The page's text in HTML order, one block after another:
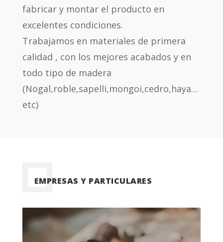
fabricar y montar el producto en
excelentes condiciones.
Trabajamos en materiales de primera
calidad , con los mejores acabados y en
todo tipo de madera
(Nogal,roble,sapelli,mongoi,cedro,haya…
etc)
EMPRESAS Y PARTICULARES